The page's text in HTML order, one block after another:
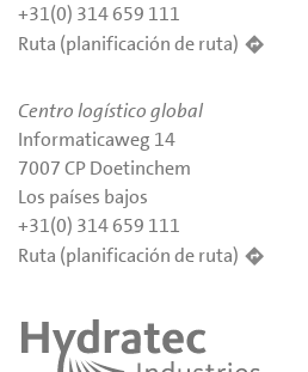
+31(0) 314 659 111
Ruta (planificación de ruta)
Centro logístico global
Informaticaweg 14
7007 CP Doetinchem
Los países bajos
+31(0) 314 659 111
Ruta (planificación de ruta)